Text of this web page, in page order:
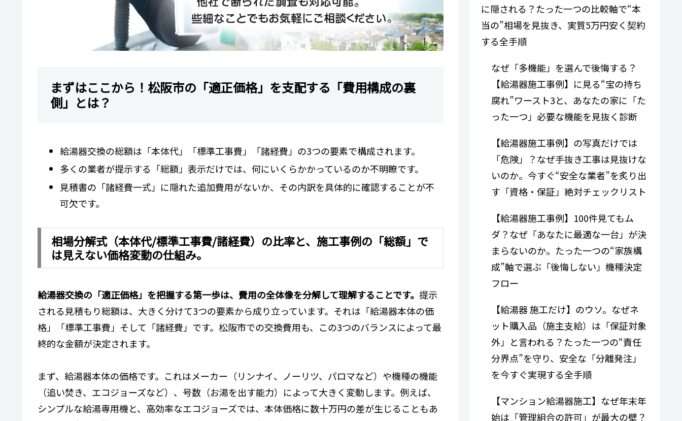
まずはここから！松阪市の「適正価格」を支配する「費用構成の裏
側」とは？
給湯器交換の総額は「本体代」「標準工事費」「諸経費」の3つの要素で構成されます。
多くの業者が提示する「総額」表示だけでは、何にいくらかかっているのか不明瞭です。
見積書の「諸経費一式」に隠れた追加費用がないか、その内訳を具体的に確認することが不
可欠です。
相場分解式（本体代/標準工事費/諸経費）の比率と、施工事例の「総額」で
は見えない価格変動の仕組み。
給湯器交換の「適正価格」を把握する第一歩は、費用の全体像を分解して理解することです。 提示
される見積もり総額は、大きく分けて3つの要素から成り立っています。それは「給湯器本体の価
格」「標準工事費」そして「諸経費」です。松阪市での交換費用も、この3つのバランスによって最
終的な金額が決定されます。
まず、給湯器本体の価格です。これはメーカー（リンナイ、ノーリツ、パロマなど）や機種の機能
（追い焚き、エコジョーズなど）、号数（お湯を出す能力）によって大きく変動します。例えば、
シンプルな給湯専用機と、高効率なエコジョーズでは、本体価格に数十万円の差が生じることもあ
に隠される？たった一つの比較軸で“本
当の”相場を見抜き、実質5万円安く契約
する全手順
なぜ「多機能」を選んで後悔する？
【給湯器施工事例】に見る“宝の持ち
腐れ”ワースト3と、あなたの家に「た
った一つ」必要な機能を見抜く診断
【給湯器施工事例】の写真だけでは
「危険」？なぜ手抜き工事は見抜けな
いのか。今すぐ“安全な業者”を炙り出
す「資格・保証」絶対チェックリスト
【給湯器施工事例】100件見てもム
ダ？なぜ「あなたに最適な一台」が決
まらないのか。たった一つの“家族構
成”軸で選ぶ「後悔しない」機種決定
フロー
【給湯器 施工だけ】のウソ。なぜネ
ット購入品（施主支給）は「保証対象
外」と言われる？たった一つの“責任
分界点”を守り、安全な「分離発注」
を今すぐ実現する全手順
【マンション給湯器施工】なぜ年末年
始は「管理組合の許可」が最大の壁？